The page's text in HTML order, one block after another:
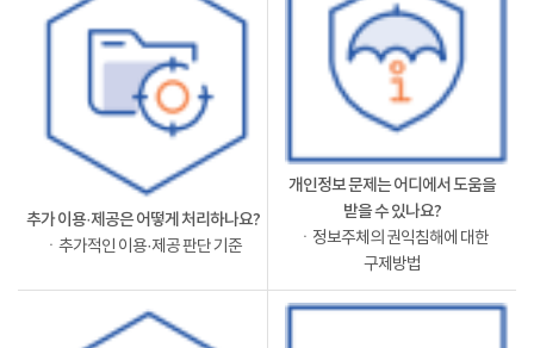
추가 이용·제공은 어떻게 처리하나요?
ㆍ추가적인 이용·제공 판단 기준
개인정보 문제는 어디에서 도움을
받을 수 있나요?
ㆍ정보주체의 권익침해에 대한
구제방법